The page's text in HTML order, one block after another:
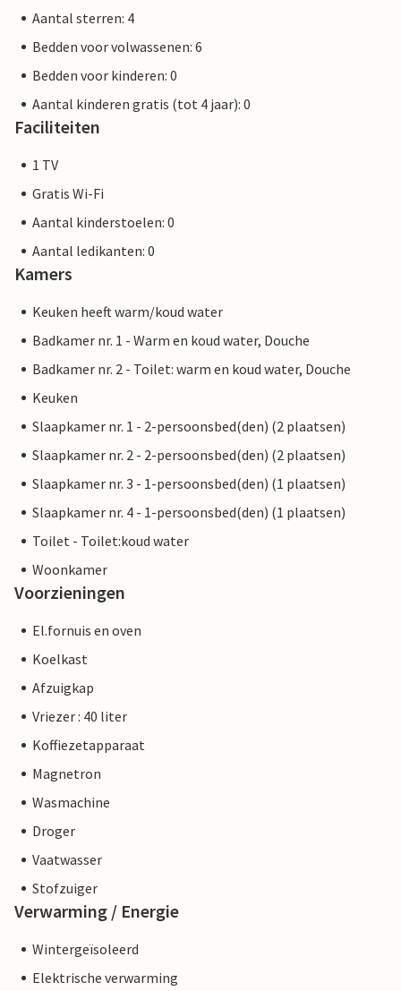
Aantal sterren: 4
Bedden voor volwassenen: 6
Bedden voor kinderen: 0
Aantal kinderen gratis (tot 4 jaar): 0
Faciliteiten
1 TV
Gratis Wi-Fi
Aantal kinderstoelen: 0
Aantal ledikanten: 0
Kamers
Keuken heeft warm/koud water
Badkamer nr. 1 - Warm en koud water, Douche
Badkamer nr. 2 - Toilet: warm en koud water, Douche
Keuken
Slaapkamer nr. 1 - 2-persoonsbed(den) (2 plaatsen)
Slaapkamer nr. 2 - 2-persoonsbed(den) (2 plaatsen)
Slaapkamer nr. 3 - 1-persoonsbed(den) (1 plaatsen)
Slaapkamer nr. 4 - 1-persoonsbed(den) (1 plaatsen)
Toilet - Toilet:koud water
Woonkamer
Voorzieningen
El.fornuis en oven
Koelkast
Afzuigkap
Vriezer : 40 liter
Koffiezetapparaat
Magnetron
Wasmachine
Droger
Vaatwasser
Stofzuiger
Verwarming / Energie
Wintergeïsoleerd
Elektrische verwarming